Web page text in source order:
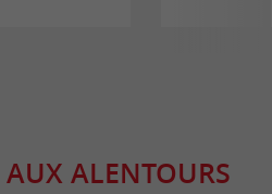
AUX ALENTOURS